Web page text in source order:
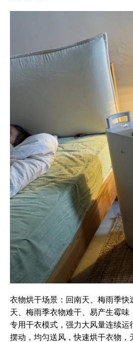
衣物烘干场景：回南天、梅雨季快
天、梅雨季衣物难干、易产生霉味
专用干衣模式，强力大风量连续运
摆动，均匀送风，快速烘干衣物，